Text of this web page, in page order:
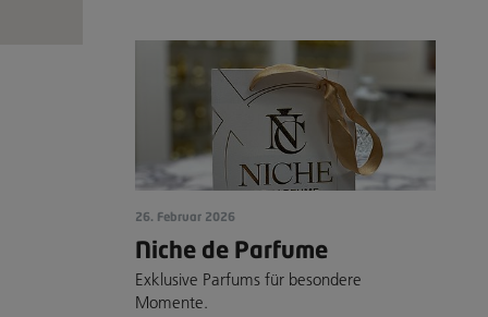
26. Februar 2026
Niche de Parfume
Exklusive Parfums für besondere
Momente.